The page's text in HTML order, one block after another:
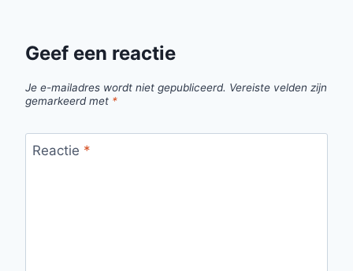
Geef een reactie
Je e-mailadres wordt niet gepubliceerd. Vereiste velden zijn
gemarkeerd met *
Reactie *